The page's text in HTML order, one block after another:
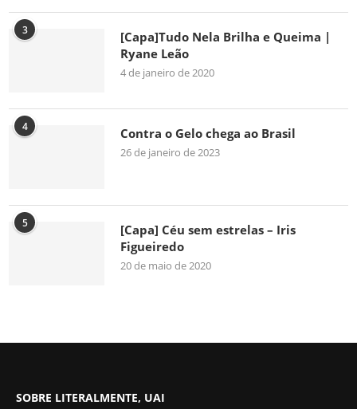
3
[Capa]Tudo Nela Brilha e Queima |
Ryane Leão
4 de janeiro de 2020
4 Contra o Gelo chega ao Brasil
26 de janeiro de 2023
5
[Capa] Céu sem estrelas – Iris
Figueiredo
20 de maio de 2020
SOBRE LITERALMENTE, UAI